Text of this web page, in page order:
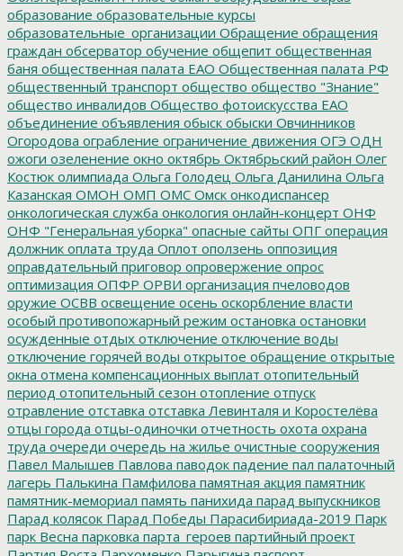
образование образовательные курсы
образовательные_организации Обращение обращения
граждан обсерватор обучение общепит общественная
баня общественная палата ЕАО Общественная палата РФ
общественный транспорт общество общество "Знание"
общество инвалидов Общество фотоискусства ЕАО
объединение объявления обыск обыски Овчинников
Огородова ограбление ограничение движения ОГЭ ОДН
ожоги озеленение окно октябрь Октябрьский район Олег
Костюк олимпиада Ольга Голодец Ольга Данилина Ольга
Казанская ОМОН ОМП ОМС Омск онкодиспансер
онкологическая служба онкология онлайн-концерт ОНФ
ОНФ "Генеральная уборка" опасные сайты ОПГ операция
должник оплата труда Оплот оползень оппозиция
оправдательный приговор опровержение опрос
оптимизация ОПФР ОРВИ организация пчеловодов
оружие ОСВВ освещение осень оскорбление власти
особый противопожарный режим остановка остановки
осужденные отдых отключение отключение воды
отключение горячей воды открытое обращение открытые
окна отмена компенсационных выплат отопительный
период отопительный сезон отопление отпуск
отравление отставка отставка Левинталя и Коростелёва
отцы города отцы-одиночки отчетность охота охрана
труда очереди очередь на жилье очистные сооружения
Павел Малышев Павлова паводок падение пал палаточный
лагерь Палькина Памфилова памятная акция памятник
памятник-мемориал память панихида парад выпускников
Парад колясок Парад Победы Парасибириада-2019 Парк
парк Весна парковка парта_героев партийный проект